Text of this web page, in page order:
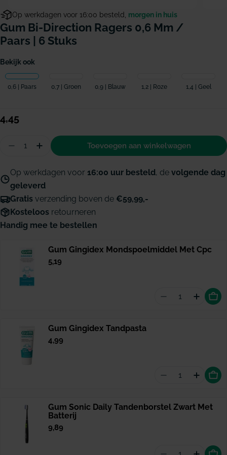
Op werkdagen voor 16:00 besteld, morgen in huis
Gum Bi-Direction Ragers 0,6 Mm /
Paars | 6 Stuks
Bekijk ook
0,6 | Paars 0,7 | Groen 0,9 | Blauw 1,2 | Roze 1,4 | Geel
Normale
4,45
Hoeveelheid
Aantal verminderen voor GUM Bi-Direction
Hoeveelheid verhogen voor GUM Bi-
Toevoegen aan winkelwagen
Op werkdagen voor 16:00 uur besteld, de volgende dag
geleverd
Gratis verzending boven de €59,99,-
Kosteloos retourneren
Handig mee te bestellen
Gum Gingidex Mondspoelmiddel Met Cpc
Normale
5,19
Aantal
Gum Gingidex Tandpasta
Normale
4,99
Aantal
Gum Sonic Daily Tandenborstel Zwart Met
Batterij
Normale
9,89